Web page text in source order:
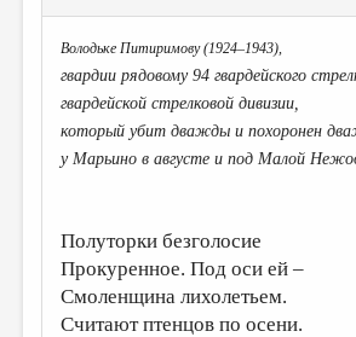
ЛИТСАЛОН
НОВОСТИ
ПРАВИЛА САЙТА
ОТДЕЛЫ И РУБРИКИ
ДАЙДЖЕСТ
ПРОИЗВЕДЕНИЯ
ПЕРЕВОДЫ
Володьке Питиримову (1924–1943),
гвардии рядовому 94 гвардейского
гвардейской стрелковой дивизии,
который убит дважды и похоронен
у Марьино в августе и под Малой
Полуторки безголосие
Прокуренное. Под оси ей –
Смоленщина лихолетьем.
Считают птенцов по осени.